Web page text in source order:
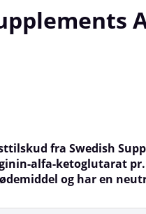
fra Swedish
alfa-ketoglutarat
og har en